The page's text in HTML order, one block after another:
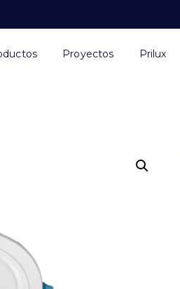
Proyectos Prilux